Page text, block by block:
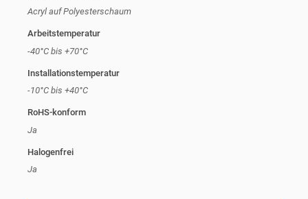
Acryl auf Polyesterschaum
Arbeitstemperatur
-40°C bis +70°C
Installationstemperatur
-10°C bis +40°C
RoHS-konform
Ja
Halogenfrei
Ja